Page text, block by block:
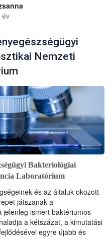
év
Nemzeti
Bakteriológiai
Laboratórium
és az általuk okozott
játszanak a
jelenleg ismert baktériumos
a kétszázat, a kimutatási
egyre újabb és